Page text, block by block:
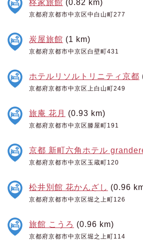
柊家旅館 (0.82 km)
京都府京都市中京区中白山町277
炭屋旅館 (1 km)
京都府京都市中京区白壁町431
ホテルリソルトリニティ京都
京都府京都市中京区上白山町249
旅庵 花月 (0.93 km)
京都府京都市中京区滕屋町191
京都 新町六角ホテル
京都府京都市中京区玉蔵町120
松井別館 花かんざし (0.96
京都府京都市中京区堀之上町126
旅館 こうろ (0.96 km)
京都府京都市中京区堀之上町114